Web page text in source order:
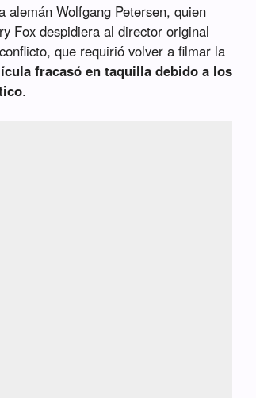
alemán Wolfgang Petersen, quien
Fox despidiera al director original
que requirió volver a filmar la
fracasó en taquilla debido a los
.